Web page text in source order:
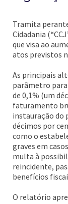
Tramita
Cidadania
que visa ao
atos previstos
As principais
parâmetro
de 0,1% (um
faturamento
instauração do
décimos por
como o
graves em
multa à
reincidente,
benefícios
O relatório